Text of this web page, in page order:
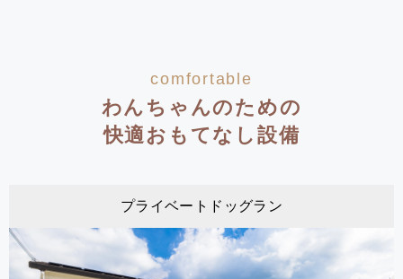
comfortable
わんちゃんのための
快適おもてなし設備
プライベートドッグラン